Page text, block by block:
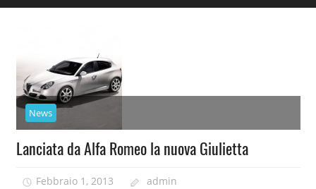
mondo
News
Lanciata da Alfa Romeo la nuova Giulietta
Febbraio 1, 2013 admin